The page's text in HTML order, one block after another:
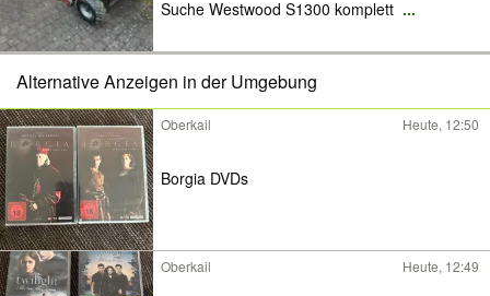
Suche Westwood S1300 komplett ...
Alternative Anzeigen in der Umgebung
Oberkail Heute, 12:50
Borgia DVDs
Oberkail Heute, 12:49